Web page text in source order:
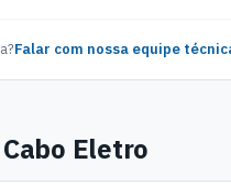
Falar com nossa equipe
Eletro